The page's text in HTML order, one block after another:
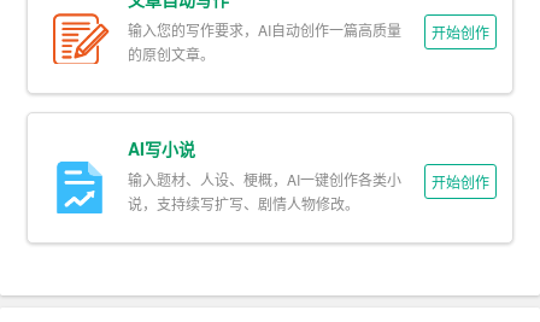
生成器相比，人类写作具有独特的创造性和情感价值。一
篇由人类创作的的文章，不仅传递了信息，还体现了作者
的思想感情，甚至可以引发读者的共鸣。而AI作文生成器
生成的文章，尽管在表面上看起来与人类写作无异，但缺
乏真正的情感内涵，很难打动人心。
那么，在人工智能日益发展的今天，我们应该如何看待AI
作文生成器呢？
首先，我们要认识到，人工智能的发展并不是要替代人
输入您的写作要求，AI自动创作一篇高质量
的原创文章。
开始创作
AI写小说
输入题材、人设、梗概，AI一键创作各类小
说，支持续写扩写、剧情人物修改。
开始创作